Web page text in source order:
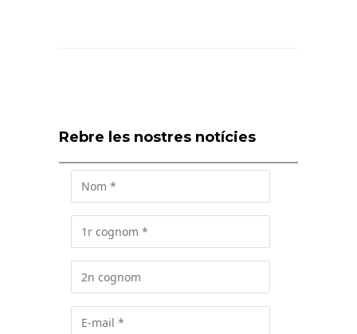
Rebre les nostres notícies